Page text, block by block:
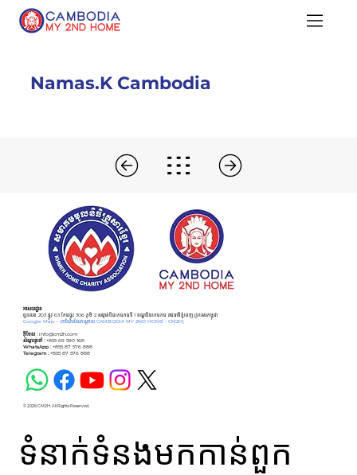
Namas.K Cambodia
អាសយដ្ឋាន
ផ្ទះលេខ 203 ផ្លូវ 63 កែងផ្លូវ 306 ភូមិ 2 សង្កាត់បឹងកេងកងទី 1 ខណ្ឌបឹងកេងកង រាជធានីភ្នំពេញ ប្រទេសកម្ពុជា
Google Map –(ការិយាល័យកណ្ដាល CAMBODIA MY 2ND HOME - CM2H)
អ៊ីមែល : info@cm2h.com
សំណួរទូទៅ :+855 69 590 168
WhatsApp :+855 87 576 888
Telegram :+855 87 576 888
© 2026 CM2H. All Rights Reserved.
ទំនាក់ទំនងមកកាន់ពួក